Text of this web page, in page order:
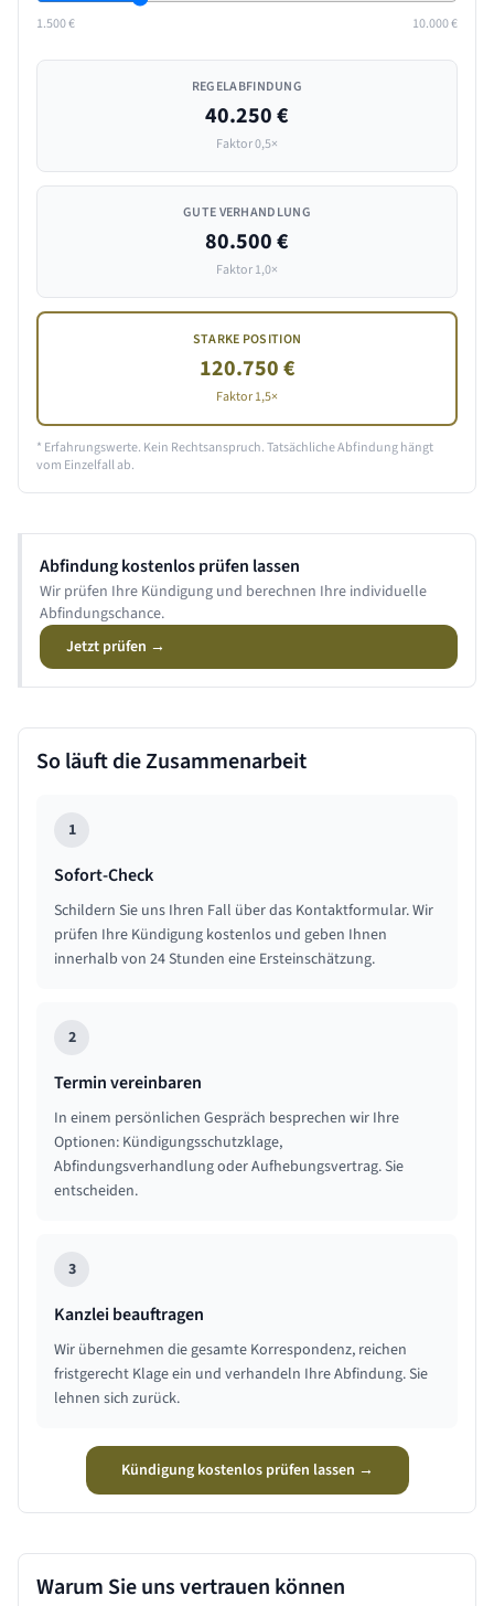
1.500 € 10.000 €
REGELABFINDUNG
40.250 €
Faktor 0,5×
GUTE VERHANDLUNG
80.500 €
Faktor 1,0×
STARKE POSITION
120.750 €
Faktor 1,5×
* Erfahrungswerte. Kein Rechtsanspruch. Tatsächliche Abfindung hängt
vom Einzelfall ab.
Abfindung kostenlos prüfen lassen
Wir prüfen Ihre Kündigung und berechnen Ihre individuelle
Abfindungschance.
Jetzt prüfen →
So läuft die Zusammenarbeit
1
Sofort-Check
Schildern Sie uns Ihren Fall über das Kontaktformular. Wir
prüfen Ihre Kündigung kostenlos und geben Ihnen
innerhalb von 24 Stunden eine Ersteinschätzung.
2
Termin vereinbaren
In einem persönlichen Gespräch besprechen wir Ihre
Optionen: Kündigungsschutzklage,
Abfindungsverhandlung oder Aufhebungsvertrag. Sie
entscheiden.
3
Kanzlei beauftragen
Wir übernehmen die gesamte Korrespondenz, reichen
fristgerecht Klage ein und verhandeln Ihre Abfindung. Sie
lehnen sich zurück.
Kündigung kostenlos prüfen lassen →
Warum Sie uns vertrauen können